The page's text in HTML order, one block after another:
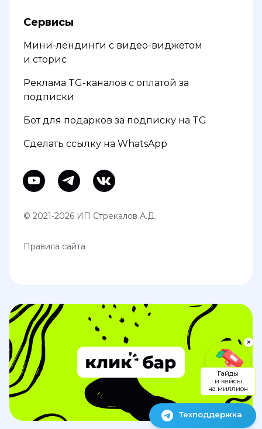
Сервисы
Мини-лендинги с видео-виджетом
и сторис
Реклама TG-каналов с оплатой за
подписки
Бот для подарков за подписку на TG
Сделать ссылку на WhatsApp
© 2021-2026 ИП Стрекалов А.Д.
Правила сайта
✕
Гайды
и кейсы
на миллион
Техподдержка